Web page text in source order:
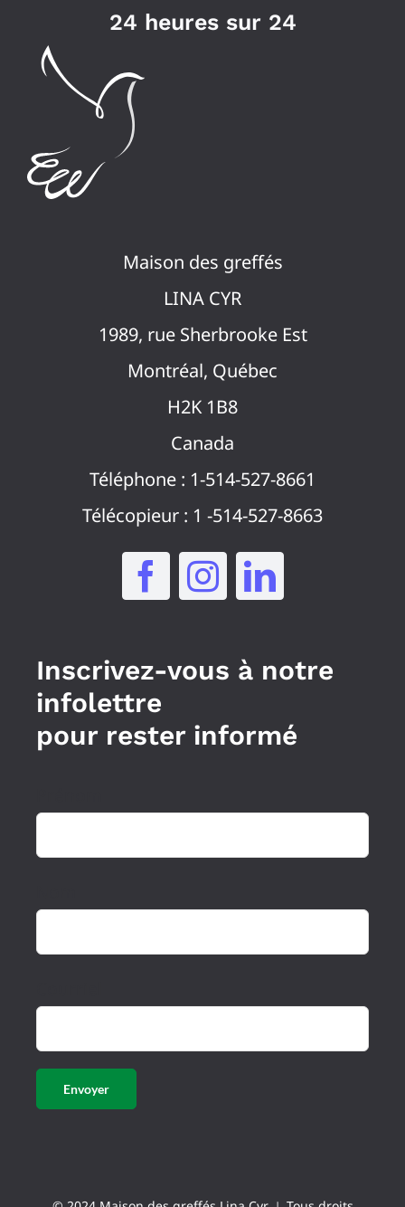
24 heures sur 24
Maison des greffés
LINA CYR
1989, rue Sherbrooke Est
Montréal, Québec
H2K 1B8
Canada
Téléphone : 1-514-527-8661
Télécopieur : 1 -514-527-8663
Inscrivez-vous à notre
infolettre
pour rester informé